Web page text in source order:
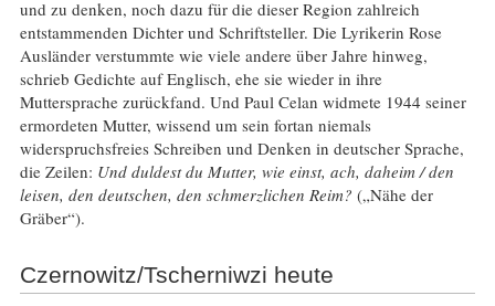
und zu denken, noch dazu für die dieser Region zahlreich
entstammenden Dichter und Schriftsteller. Die Lyrikerin Rose
Ausländer verstummte wie viele andere über Jahre hinweg,
schrieb Gedichte auf Englisch, ehe sie wieder in ihre
Muttersprache zurückfand. Und Paul Celan widmete 1944 seiner
ermordeten Mutter, wissend um sein fortan niemals
widerspruchsfreies Schreiben und Denken in deutscher Sprache,
die Zeilen: Und duldest du Mutter, wie einst, ach, daheim / den
leisen, den deutschen, den schmerzlichen Reim? („Nähe der
Gräber“).
Czernowitz/Tscherniwzi heute